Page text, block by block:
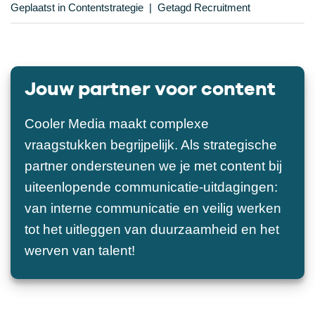
Geplaatst in Contentstrategie | Getagd Recruitment
Jouw partner voor content
Cooler Media maakt complexe
vraagstukken begrijpelijk. Als strategische
partner ondersteunen we je met content bij
uiteenlopende communicatie-uitdagingen:
van interne communicatie en veilig werken
tot het uitleggen van duurzaamheid en het
werven van talent!